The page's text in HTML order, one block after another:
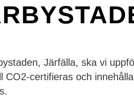
Järfälla, ska vi
certifieras och innehålla